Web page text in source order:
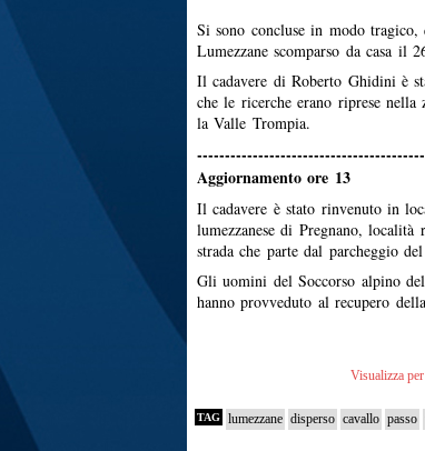
Si sono concluse in modo
Lumezzane scomparso da casa il
Il cadavere di Roberto Ghidini è
che le ricerche erano riprese
la Valle Trompia.
-----------------------------------------
Aggiornamento ore 13
Il cadavere è stato rinvenuto in
lumezzanese di Pregnano, località
strada che parte dal parcheggio
Gli uomini del Soccorso alpino
hanno provveduto al recupero
Visualizza
TAG lumezzane disperso cavallo passo